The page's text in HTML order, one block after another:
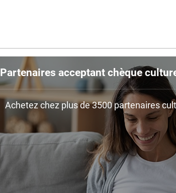
Partenaires acceptant chèque
Achetez chez plus de 3500 partenaires